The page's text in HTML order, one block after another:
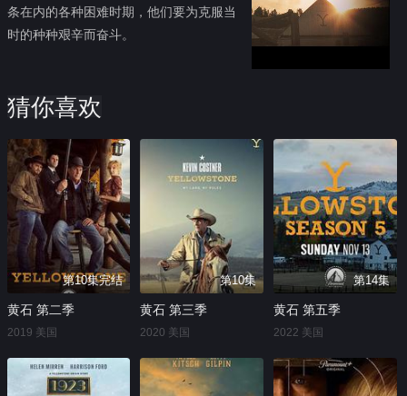
条在内的各种困难时期，他们要为克服当
时的种种艰辛而奋斗。
猜你喜欢
第10集完结
黄石 第二季
2019 美国
第10集
黄石 第三季
2020 美国
第14集
黄石 第五季
2022 美国